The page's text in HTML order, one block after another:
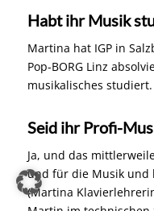
Habt ihr Musik
Martina hat IGP in
Pop-BORG Linz
musikalisches studiert.
Seid ihr Profi-
Ja, und das
und für die Musik und
(Martina